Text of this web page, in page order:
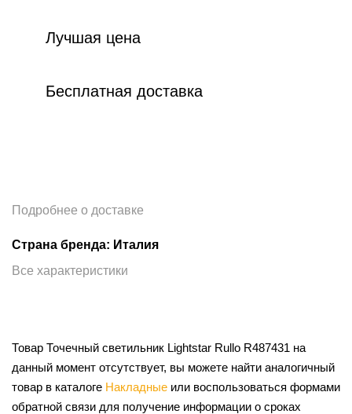
Лучшая цена
Бесплатная доставка
Подробнее о доставке
Страна бренда: Италия
Все характеристики
Товар Точечный светильник Lightstar Rullo R487431 на
данный момент отсутствует, вы можете найти аналогичный
товар в каталоге Накладные или воспользоваться формами
обратной связи для получение информации о сроках